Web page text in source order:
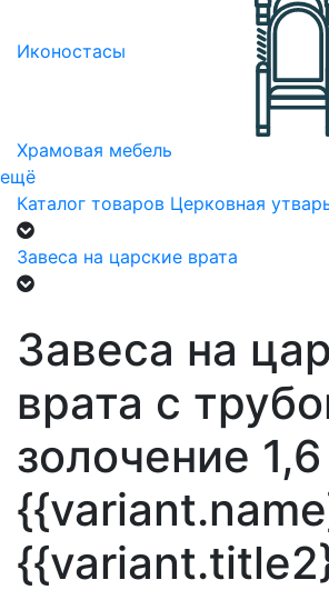
Иконостасы
Храмовая мебель
ещё
Каталог товаров Церковная
Завеса на царские врата
Завеса на
врата с
золочение